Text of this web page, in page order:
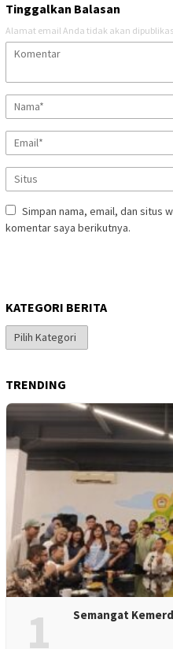
Tinggalkan Balasan
Alamat email Anda tidak akan
Simpan nama, email, dan situs
komentar saya berikutnya.
KATEGORI BERITA
Kategori
Berita
TRENDING
1 Semangat